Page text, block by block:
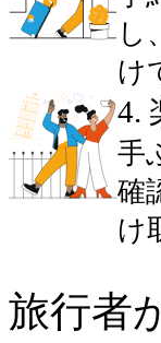
し
け
4.
手
確
け
旅行者